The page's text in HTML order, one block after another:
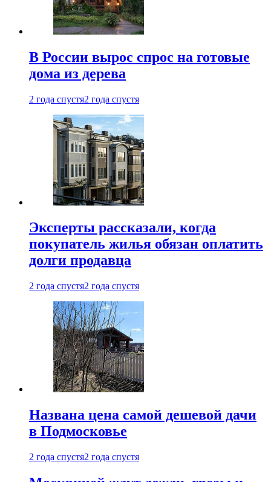
В России вырос спрос на готовые
дома из дерева
2 года спустя2 года спустя
Эксперты рассказали, когда
покупатель жилья обязан оплатить
долги продавца
2 года спустя2 года спустя
Названа цена самой дешевой дачи
в Подмосковье
2 года спустя2 года спустя